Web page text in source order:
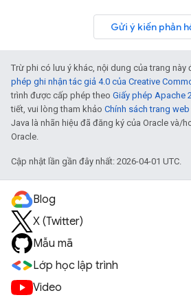
Gửi ý kiến phản
Trừ phi có lưu ý khác, nội dung của trang
phép ghi nhận tác giả 4.0 của Creative
trình được cấp phép theo Giấy phép Apache
tiết, vui lòng tham khảo Chính sách trang
Java là nhãn hiệu đã đăng ký của Oracle và/
Oracle.
Cập nhật lần gần đây nhất: 2026-04-01 UTC.
Blog
X (Twitter)
Mẫu mã
Lớp học lập trình
Video